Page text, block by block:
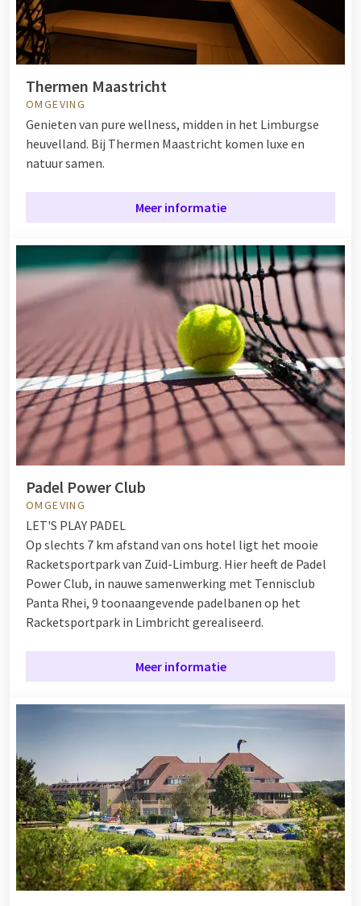
Thermen Maastricht
OMGEVING
Genieten van pure wellness, midden in het Limburgse
heuvelland. Bij Thermen Maastricht komen luxe en
natuur samen.
Meer informatie
Padel Power Club
OMGEVING
LET'S PLAY PADEL
Op slechts 7 km afstand van ons hotel ligt het mooie
Racketsportpark van Zuid-Limburg. Hier heeft de Padel
Power Club, in nauwe samenwerking met Tennisclub
Panta Rhei, 9 toonaangevende padelbanen op het
Racketsportpark in Limbricht gerealiseerd.
Meer informatie